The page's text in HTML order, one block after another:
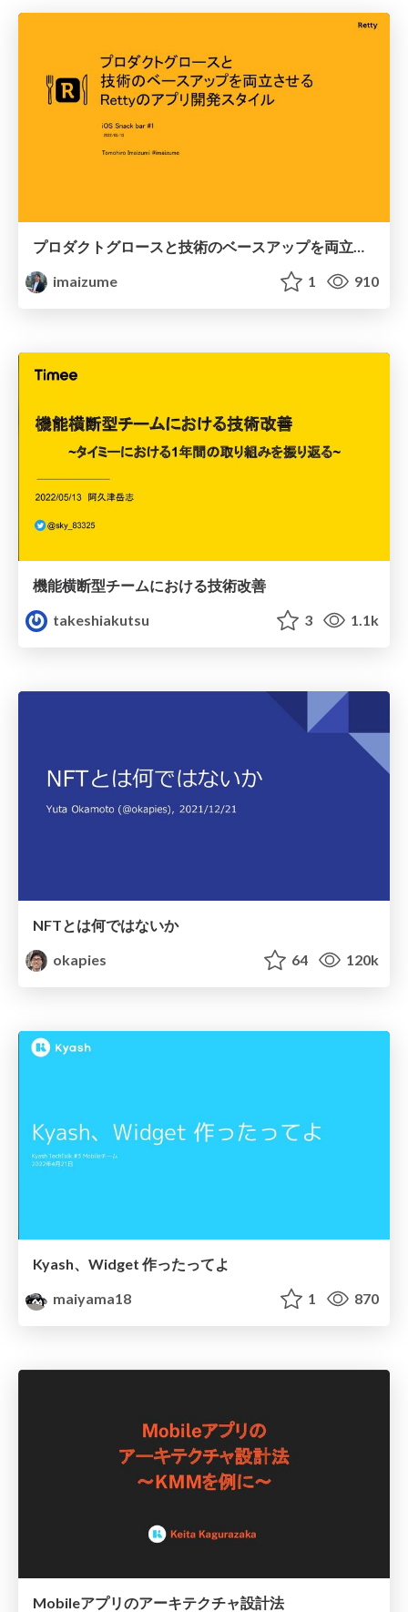
プロダクトグロースと技術のベースアップを両立させるRettyのアプリ開発スタイル / Achieve Product Growth and Tech Update
imaizume
1 910
機能横断型チームにおける技術改善
takeshiakutsu
3 1.1k
NFTとは何ではないか
okapies
64 120k
Kyash、Widget 作ったってよ
maiyama18
1 870
Mobileアプリのアーキテクチャ設計法